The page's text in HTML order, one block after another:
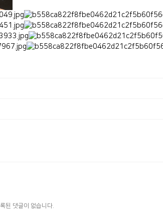
된 댓글이 없습니다.